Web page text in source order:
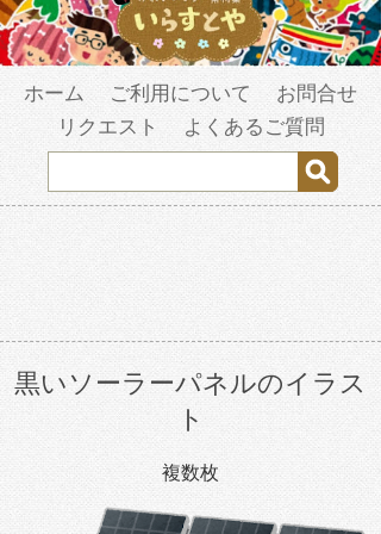
ホーム ご利用について
お問合せ
リクエスト
よくあるご質問
黒いソーラーパネルのイラス
ト
複数枚